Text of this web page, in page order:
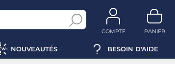
COMPTE PANIER
NOUVEAUTÉS BESOIN D'AIDE